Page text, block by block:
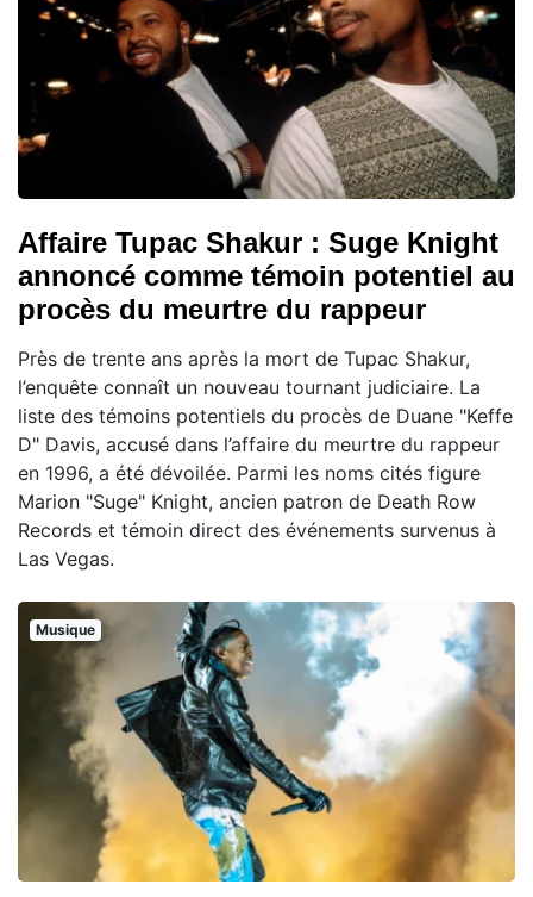
Affaire Tupac Shakur : Suge Knight
annoncé comme témoin potentiel au
procès du meurtre du rappeur
Près de trente ans après la mort de Tupac Shakur,
l’enquête connaît un nouveau tournant judiciaire. La
liste des témoins potentiels du procès de Duane "Keffe
D" Davis, accusé dans l’affaire du meurtre du rappeur
en 1996, a été dévoilée. Parmi les noms cités figure
Marion "Suge" Knight, ancien patron de Death Row
Records et témoin direct des événements survenus à
Las Vegas.
Musique